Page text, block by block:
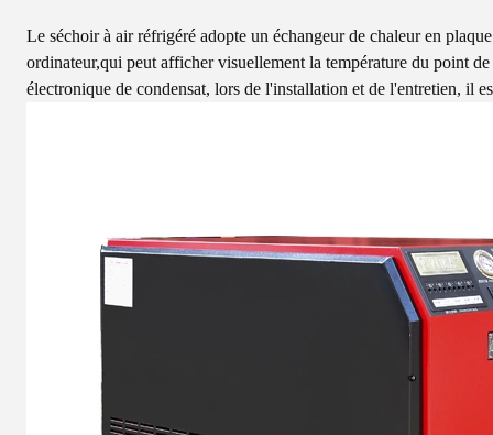
Le séchoir à air réfrigéré adopte un échangeur de chaleur en
ordinateur,qui peut afficher visuellement la température du point
électronique de condensat, lors de l'installation et de l'entretien, il